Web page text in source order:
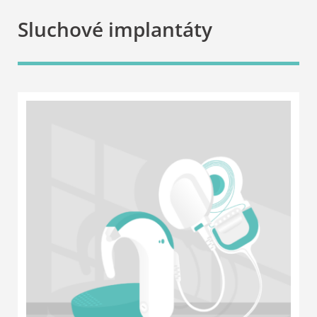
Sluchové implantáty